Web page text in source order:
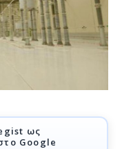
ως
Google